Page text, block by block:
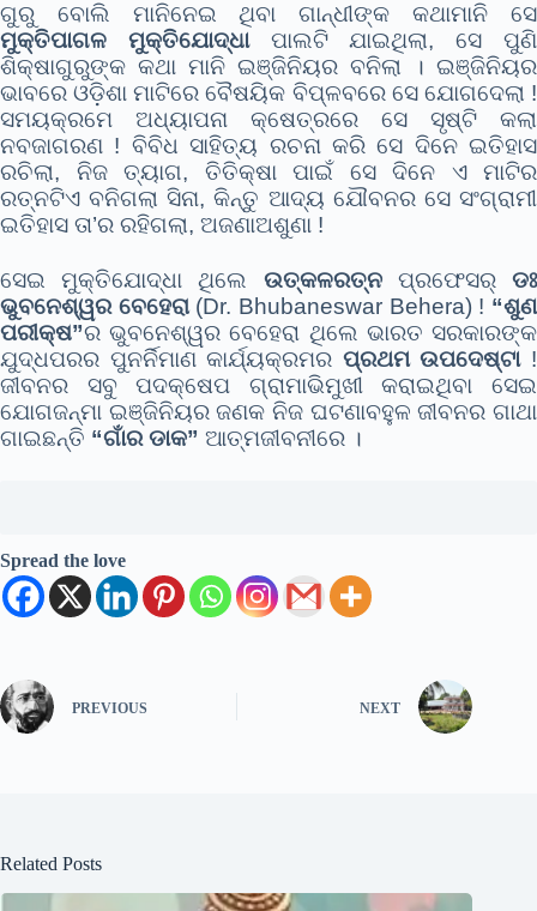
ଗୁରୁ ବୋଲି ମାନିନେଇ ଥିବା ଗାନ୍ଧୀଙ୍କ କଥାମାନି ସେ
ମୁକ୍ତିପାଗଳ ମୁକ୍ତିଯୋଦ୍ଧାପାଲଟି ଯାଇଥିଲା, ସେ ପୁଣି
ଶିକ୍ଷାଗୁରୁଙ୍କ କଥା ମାନି ଇଞ୍ଜିନିୟର ବନିଲା । ଇଞ୍ଜିନିୟର
ଭାବରେ ଓଡ଼ିଶା ମାଟିରେ ବୈଷୟିକ ବିପ୍ଳବରେ ସେ ଯୋଗଦେଲା !
ସମୟକ୍ରମେ ଅଧ୍ୟାପନା କ୍ଷେତ୍ରରେ ସେ ସୃଷ୍ଟି କଲା
ନବଜାଗରଣ ! ବିବିଧ ସାହିତ୍ୟ ରଚନା କରି ସେ ଦିନେ ଇତିହାସ
ରଚିଲା, ନିଜ ତ୍ୟାଗ, ତିତିକ୍ଷା ପାଇଁ ସେ ଦିନେ ଏ ମାଟିର
ରତ୍ନଟିଏ ବନିଗଲା ସିନା, କିନ୍ତୁ ଆଦ୍ୟ ଯୌବନର ସେ ସଂଗ୍ରାମୀ
ଇତିହାସ ତା’ର ରହିଗଲା, ଅଜଣାଅଶୁଣା !
ସେଇ ମୁକ୍ତିଯୋଦ୍ଧା ଥିଲେ ଉତ୍କଳରତ୍ନପ୍ରଫେସର୍ଡଃ
ଭୁବନେଶ୍ୱର ବେହେରା (Dr. Bhubaneswar Behera) ! “ଶୁଣ
ପରୀକ୍ଷ”ର ଭୁବନେଶ୍ୱର ବେହେରା ଥିଲେ ଭାରତ ସରକାରଙ୍କ
ଯୁଦ୍ଧପରର ପୁନର୍ନିମାଣ କାର୍ଯ୍ୟକ୍ରମର ପ୍ରଥମ ଉପଦେଷ୍ଟା!
ଜୀବନର ସବୁ ପଦକ୍ଷେପ ଗ୍ରାମାଭିମୁଖୀ କରାଇଥିବା ସେଇ
ଯୋଗଜନ୍ମା ଇଞ୍ଜିନିୟର ଜଣକ ନିଜ ଘଟଣାବହୁଳ ଜୀବନର ଗାଥା
ଗାଇଛନ୍ତି “ଗାଁର ଡାକ” ଆତ୍ମଜୀବନୀରେ ।
Spread the love
PREVIOUS NEXT
Related Posts